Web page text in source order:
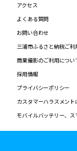
アクセス
よくある質問
お問い合わせ
三浦市ふるさと納税ご利
商業撮影のご利用につい
採用情報
プライバシーポリシー
カスタマーハラスメン
モバイルバッテリー、